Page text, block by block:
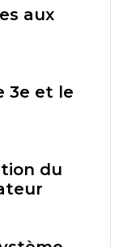
aux
3e et le
du